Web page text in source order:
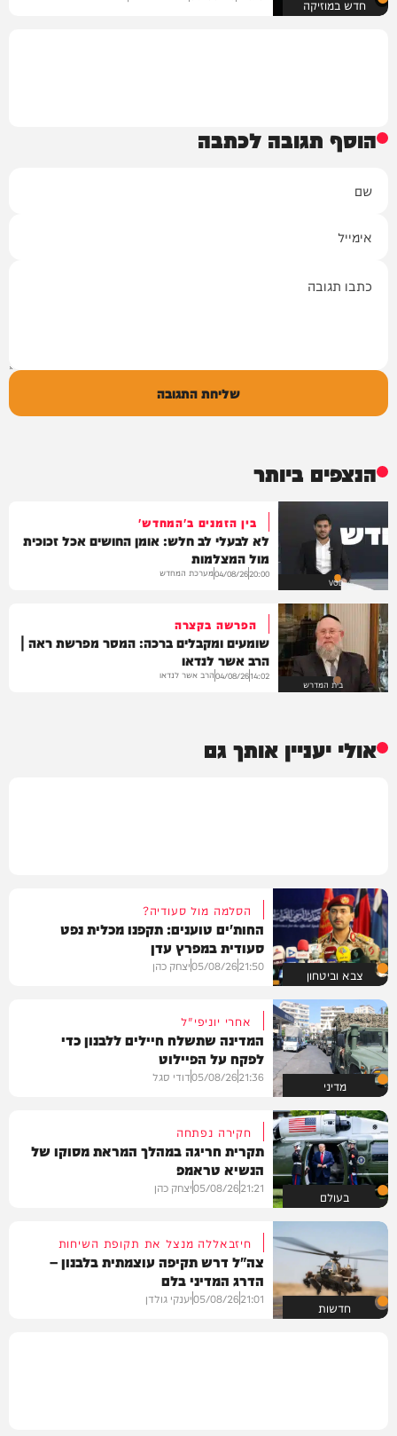
חדש במוזיקה
הוסף תגובה לכתבה
שליחת התגובה
הנצפים ביותר
VOD
בין הזמנים ב'המחדש'
לא לבעלי לב חלש: אומן החושים אכל זכוכית
מול המצלמות
20:00
04/08/26מערכת המחדש
בית המדרש
הפרשה בקצרה
שומעים ומקבלים ברכה: המסר מפרשת ראה |
הרב אשר לנדאו
14:02
04/08/26הרב אשר לנדאו
אולי יעניין אותך גם
צבא וביטחון
הסלמה מול סעודיה?
החות'ים טוענים: תקפנו מכלית נפט
סעודית במפרץ עדן
21:50
05/08/26יצחק כהן
מדיני
אחרי יוניפי"ל
המדינה שתשלח חיילים ללבנון כדי
לפקח על הפיילוט
21:36
05/08/26דודי סגל
בעולם
חקירה נפתחה
תקרית חריגה במהלך המראת מסוקו של
הנשיא טראמפ
21:21
05/08/26יצחק כהן
חדשות
חיזבאללה מנצל את תקופת השיחות
צה"ל דרש תקיפה עוצמתית בלבנון –
הדרג המדיני בלם
21:01
05/08/26יענקי גולדן